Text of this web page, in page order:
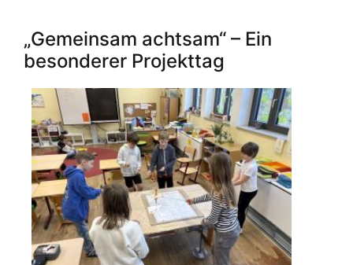
„Gemeinsam achtsam“ – Ein
besonderer Projekttag